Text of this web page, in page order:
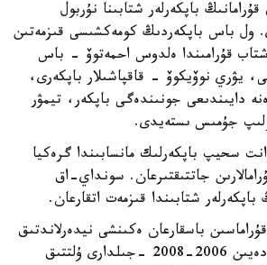
باپكەرلەر شتابىنا نۇربول
ول باس باپكەردىڭ كومەكشىسى قىزمەتىن
قۇرامىندا ەلدوس احمەتوۆ - باس
يۋري نوۆيكوۆ - قاقپاشىلار باپكەرى،
دايىندىعى جونىندەگى باپكەر، تيمۋر
جۇمىس ىستەيدى.
سحيپ باپكەرلىك مانسابىندا گرەكيا
جاتتىقتىرعان. سونداي-اق
باپكەرلەر شتابىندا قىزمەت اتقارعان.
باسقارعان ەكىنشى نيدەرلاندتىق
مامان اتاندى. بۇعان دەيىن 2006-2008 -جىلدارى ۇلتتىق